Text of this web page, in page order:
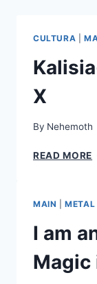
CULTURA
X
By Nehemoth
READ MORE
MAIN |METAL
I am
Magic